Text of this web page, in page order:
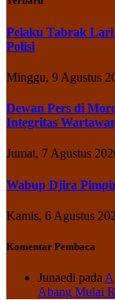
Pelaku Tabrak
Polisi
Minggu, 9 Agustus
Dewan Pers di
Integritas
Jumat, 7 Agustus
Wabup Djira
Kamis, 6 Agustus
Komentar Pembaca
Junaedi pada
Abang Mulai